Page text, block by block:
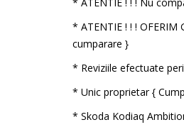
* ATENTIE ! ! ! OFERIM
cumparare }
* Reviziile efectuate
* Unic proprietar {
* Skoda Kodiaq